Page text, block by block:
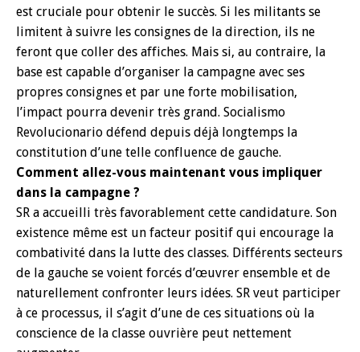
est cruciale pour obtenir le succès. Si les militants se
limitent à suivre les consignes de la direction, ils ne
feront que coller des affiches. Mais si, au contraire, la
base est capable d’organiser la campagne avec ses
propres consignes et par une forte mobilisation,
l’impact pourra devenir très grand. Socialismo
Revolucionario défend depuis déjà longtemps la
constitution d’une telle confluence de gauche.
Comment allez-vous maintenant vous impliquer
dans la campagne ?
SR a accueilli très favorablement cette candidature. Son
existence même est un facteur positif qui encourage la
combativité dans la lutte des classes. Différents secteurs
de la gauche se voient forcés d’œuvrer ensemble et de
naturellement confronter leurs idées. SR veut participer
à ce processus, il s’agit d’une de ces situations où la
conscience de la classe ouvrière peut nettement